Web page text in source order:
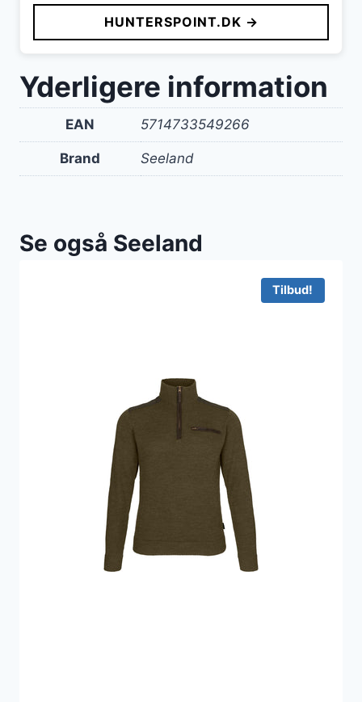
HUNTERSPOINT.DK →
Yderligere information
EAN 5714733549266
Brand Seeland
Se også Seeland
Tilbud!